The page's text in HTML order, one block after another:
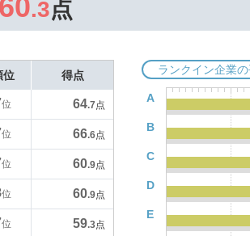
60.3点
位 得点
位 64.7点
位 66.6点
位 60.9点
位 60.9点
位 59.3点
ランクイン企業
A
B
C
D
E